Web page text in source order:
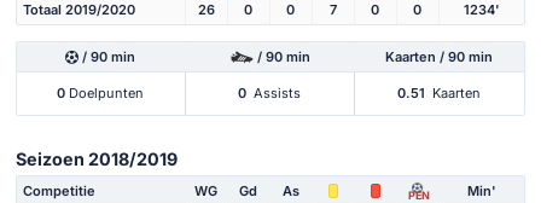
Totaal 2019/2020 26 0 0 7 0 0 1234'
/ 90 min / 90 min Kaarten / 90 min
0 Doelpunten 0 Assists 0.51 Kaarten
Seizoen 2018/2019
Competitie WG Gd As PEN Min'